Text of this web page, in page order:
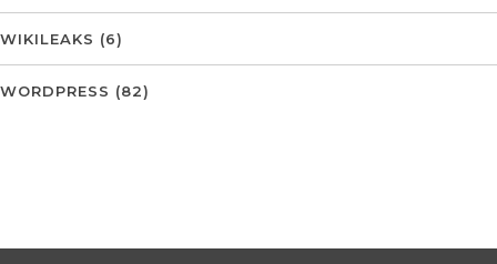
WIKILEAKS (6)
WORDPRESS (82)